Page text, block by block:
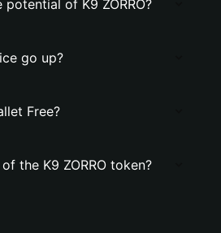
of K9 ZORRO?
go up?
Free?
the K9 ZORRO token?